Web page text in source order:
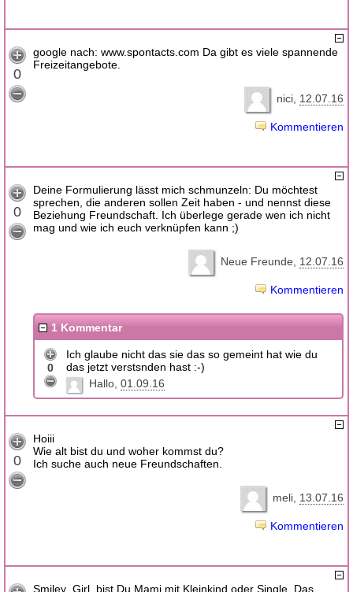
0
google nach: www.spontacts.com Da gibt es viele spannende
Freizeitangebote.
nici 12.07.16
Kommentieren
0
Deine Formulierung lässt mich schmunzeln: Du möchtest
sprechen, die anderen sollen Zeit haben - und nennst diese
Beziehung Freundschaft. Ich überlege gerade wen ich nicht
mag und wie ich euch verknüpfen kann ;)
Neue Freunde 12.07.16
Kommentieren
1 Kommentar
0
Ich glaube nicht das sie das so gemeint hat wie du
das jetzt verstsnden hast :-)
Hallo 01.09.16
0
Hoiii
Wie alt bist du und woher kommst du?
Ich suche auch neue Freundschaften.
meli 13.07.16
Kommentieren
Smiley_Girl, bist Du Mami mit Kleinkind oder Single. Das